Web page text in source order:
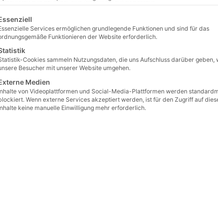
eine Liste der Service-Gruppen, für die eine
Services ermöglichen grundlegende Funktionen und sind für das
Funktionieren der Website erforderlich.
Cookies sammeln Nutzungsdaten, die uns Aufschluss darüber geben,
Besucher mit unserer Website umgehen.
Medien
von Videoplattformen und Social-Media-Plattformen werden
Wenn externe Services akzeptiert werden, ist für den Zugriff auf
keine manuelle Einwilligung mehr erforderlich.